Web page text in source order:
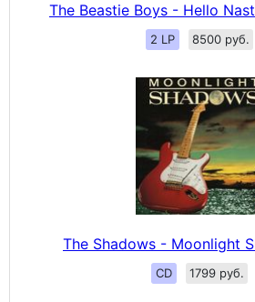
The Beastie Boys - Hello
2 LP 8500 руб.
The Shadows - Moonlight
CD 1799 руб.